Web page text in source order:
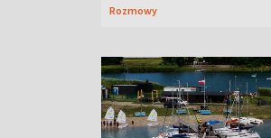
Rozmowy